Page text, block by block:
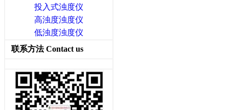
投入式浊度仪
高浊度浊度仪
低浊度浊度仪
联系方法 Contact us